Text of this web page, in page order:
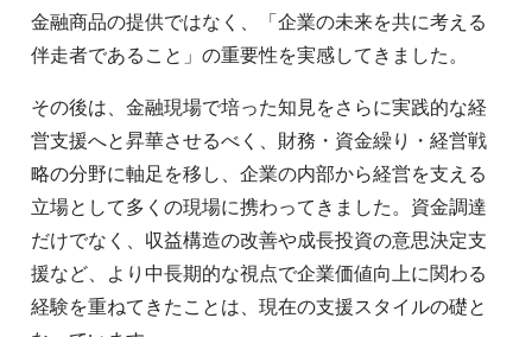
金融商品の提供ではなく、「企業の未来を共に考える
伴走者であること」の重要性を実感してきました。
その後は、金融現場で培った知見をさらに実践的な経
営支援へと昇華させるべく、財務・資金繰り・経営戦
略の分野に軸足を移し、企業の内部から経営を支える
立場として多くの現場に携わってきました。資金調達
だけでなく、収益構造の改善や成長投資の意思決定支
援など、より中長期的な視点で企業価値向上に関わる
経験を重ねてきたことは、現在の支援スタイルの礎と